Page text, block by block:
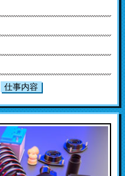
仕事内容